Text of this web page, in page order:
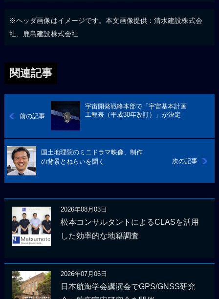
※ヘッダ画像はイメージです。本文画像提供：清水建設株式会
社、鹿島建設株式会社
関連記事
前の記事
宇宙開発戦略本部で「宇宙基本計画
工程表（平成30年改訂）」が決定
次の記事
国土地理院のミニドラマ映像、制作
の背景とねらいを聞く
2026年08月03日
松本コンサルタントによるCLASを活用
した効率的な地籍調査
2026年07月06日
日本航海学会講演会でGPS/GNSS研究